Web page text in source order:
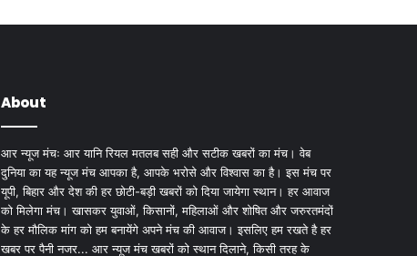
About
आर न्यूज मंचः आर यानि रियल मतलब सही और सटीक खबरों का मंच। वेब
दुनिया का यह न्यूज मंच आपका है, आपके भरोसे और विश्वास का है। इस मंच पर
यूपी, बिहार और देश की हर छोटी-बड़ी खबरों को दिया जायेगा स्थान। हर आवाज
को मिलेगा मंच। खासकर युवाओं, किसानों, महिलाओं और शोषित और जरुरतमंदों
के हर मौलिक मांग को हम बनायेंगे अपने मंच की आवाज। इसलिए हम रखते है हर
खबर पर पैनी नजर... आर न्यूज मंच खबरों को स्थान दिलाने, किसी तरह के